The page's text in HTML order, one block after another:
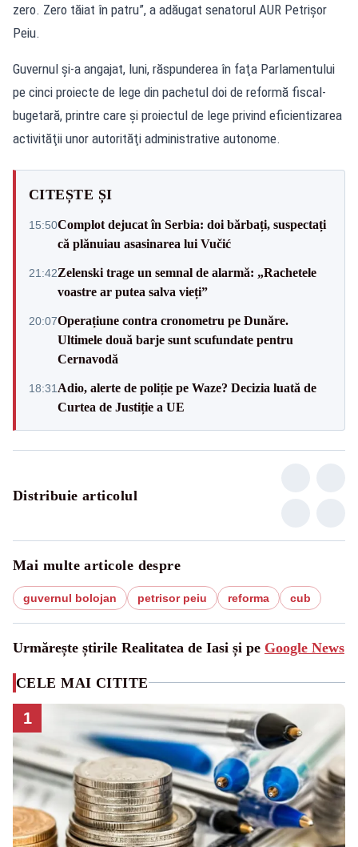
zero. Zero tăiat în patru”, a adăugat senatorul AUR Petrişor
Peiu.
Guvernul şi-a angajat, luni, răspunderea în faţa Parlamentului
pe cinci proiecte de lege din pachetul doi de reformă fiscal-
bugetară, printre care şi proiectul de lege privind eficientizarea
activităţii unor autorităţi administrative autonome.
CITEȘTE ȘI
15:50Complot dejucat în Serbia: doi bărbați, suspectați
că plănuiau asasinarea lui Vučić
21:42Zelenski trage un semnal de alarmă: „Rachetele
voastre ar putea salva vieți”
20:07Operațiune contra cronometru pe Dunăre.
Ultimele două barje sunt scufundate pentru
Cernavodă
18:31 Adio, alerte de poliție pe Waze? Decizia luată de
Curtea de Justiție a UE
Distribuie articolul
Mai multe articole despre
guvernul bolojan petrisor peiu reforma cub
Urmărește știrile Realitatea de Iasi și pe Google News
CELE MAI CITITE
1